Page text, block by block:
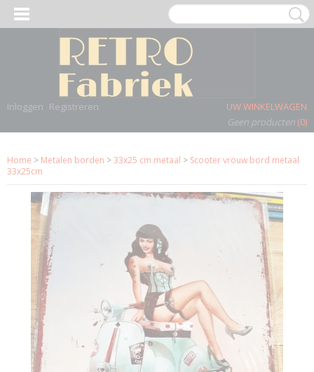
Inloggen Registreren
UW WINKELWAGEN
Geen producten (0)
Home > Metalen borden >33x25 cm metaal > Scooter vrouw bord metaal
33x25cm